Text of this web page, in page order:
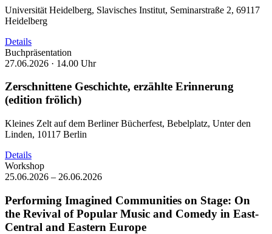
Universität Heidelberg, Slavisches Institut, Seminarstraße 2, 69117
Heidelberg
Details
Buchpräsentation
27.06.2026 · 14.00 Uhr
Zerschnittene Geschichte, erzählte Erinnerung
(edition frölich)
Kleines Zelt auf dem Berliner Bücherfest, Bebelplatz, Unter den
Linden, 10117 Berlin
Details
Workshop
25.06.2026 – 26.06.2026
Performing Imagined Communities on Stage: On
the Revival of Popular Music and Comedy in East-
Central and Eastern Europe